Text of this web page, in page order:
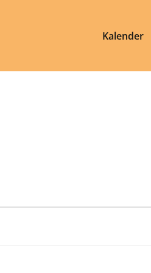
Kalender